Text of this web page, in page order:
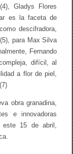
Gladys Flores
es la faceta de
descifradora,
para Max Silva
Fernando
difícil, al
a flor de piel,
obra granadina,
e innovadoras
este 15 de abril,